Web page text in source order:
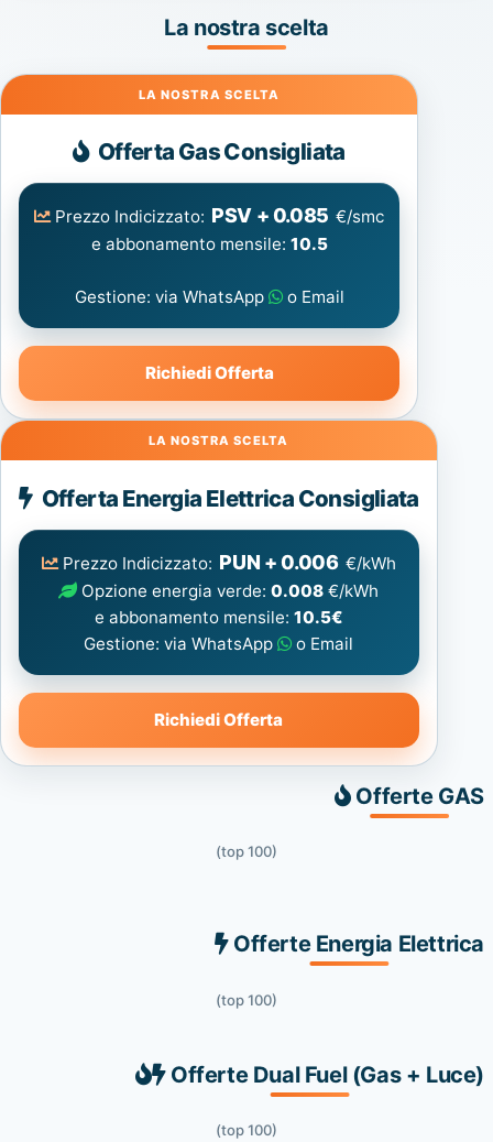
La nostra scelta
Gas
Offerta Gas Consigliata
Prezzo Indicizzato: PSV + 0.085 €/smc
e abbonamento mensile: 10.5
Gestione: via WhatsApp o Email
Richiedi Offerta
Energia
Elettrica
consigliata
Offerta Energia Elettrica Consigliata
Prezzo Indicizzato: PUN + 0.006 €/kWh
Opzione energia verde:0.008 €/kWh
e abbonamento mensile: 10.5€
Gestione: via WhatsApp
o Email
Richiedi Offerta
Offerte GAS
(top 100)
Offerte Energia Elettrica
(top 100)
Offerte Dual Fuel (Gas + Luce)
(top 100)